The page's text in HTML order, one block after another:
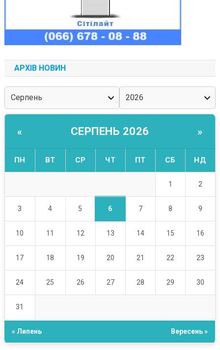
АРХІВ НОВИН
« СЕРПЕНЬ 2026 »
ПН ВТ СР ЧТ ПТ СБ НД
1 2
3 4 5 6 7 8 9
10 11 12 13 14 15 16
17 18 19 20 21 22 23
24 25 26 27 28 29 30
31
« Липень Вересень »